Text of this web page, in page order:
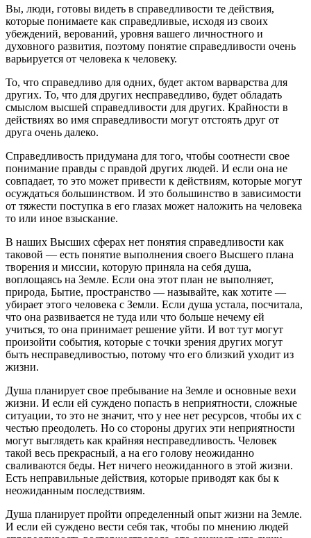
Вы, люди, готовы видеть в справедливости те действия,
которые понимаете как справедливые, исходя из своих
убеждений, верований, уровня вашего личностного и
духовного развития, поэтому понятие справедливости очень
варьируется от человека к человеку.
То, что справедливо для одних, будет актом варварства для
других. То, что для других несправедливо, будет обладать
смыслом высшей справедливости для других. Крайности в
действиях во имя справедливости могут отстоять друг от
друга очень далеко.
Справедливость придумана для того, чтобы соотнести свое
понимание правды с правдой других людей. И если она не
совпадает, то это может привести к действиям, которые могут
осуждаться большинством. И это большинство в зависимости
от тяжести поступка в его глазах может наложить на человека
то или иное взыскание.
В наших Высших сферах нет понятия справедливости как
таковой — есть понятие выполнения своего Высшего плана
творения и миссии, которую приняла на себя душа,
воплощаясь на Земле. Если она этот план не выполняет,
природа, Бытие, пространство — называйте, как хотите —
убирает этого человека с Земли. Если душа устала, посчитала,
что она развивается не туда или что больше нечему ей
учиться, то она принимает решение уйти. И вот тут могут
произойти события, которые с точки зрения других могут
быть несправедливостью, потому что его близкий уходит из
жизни.
Душа планирует свое пребывание на Земле и основные вехи
жизни. И если ей суждено попасть в неприятности, сложные
ситуации, то это не значит, что у нее нет ресурсов, чтобы их с
честью преодолеть. Но со стороны других эти неприятности
могут выглядеть как крайняя несправедливость. Человек
такой весь прекрасный, а на его голову неожиданно
сваливаются беды. Нет ничего неожиданного в этой жизни.
Есть неправильные действия, которые приводят как бы к
неожиданным последствиям.
Душа планирует пройти определенный опыт жизни на Земле.
И если ей суждено вести себя так, чтобы по мнению людей